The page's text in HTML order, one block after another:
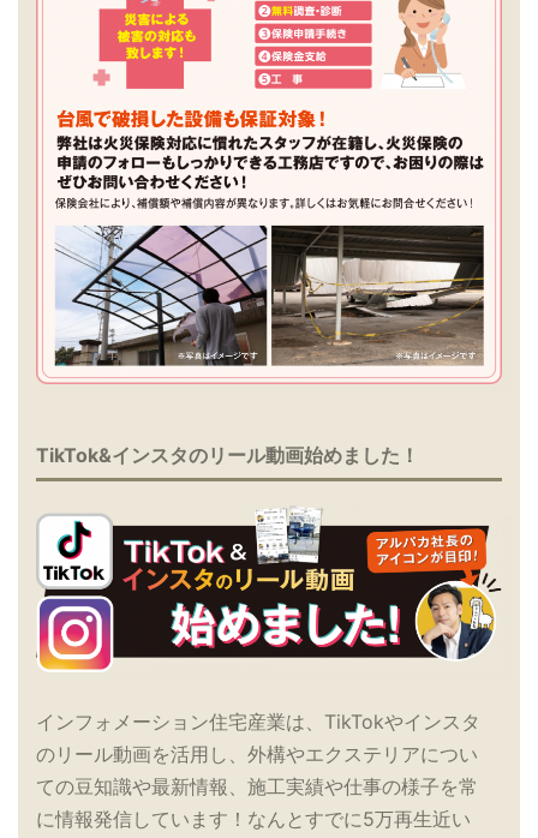
TikTok&インスタのリール動画始めました！
インフォメーション住宅産業は、TikTokやインスタ
のリール動画を活用し、外構やエクステリアについ
ての豆知識や最新情報、施工実績や仕事の様子を常
に情報発信しています！なんとすでに5万再生近い